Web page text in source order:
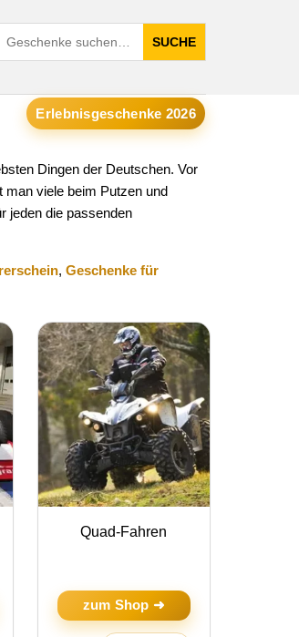
SUCHE
Erlebnisgeschenke 2026
Dingen der Deutschen. Vor
man viele beim Putzen und
jeden die passenden
,Geschenke für
Quad-Fahren
zum Shop ➜